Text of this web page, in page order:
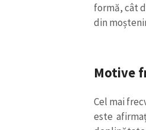
formă, cât
din
Motive
Cel mai
este